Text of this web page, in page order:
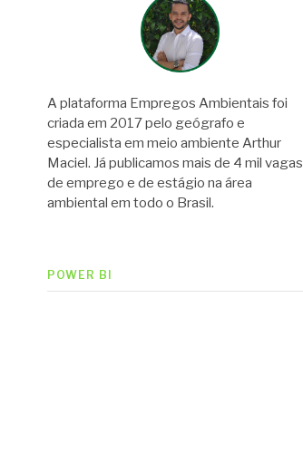
A plataforma Empregos Ambientais foi
criada em 2017 pelo geógrafo e
especialista em meio ambiente Arthur
Maciel. Já publicamos mais de 4 mil vagas
de emprego e de estágio na área
ambiental em todo o Brasil.
POWER BI